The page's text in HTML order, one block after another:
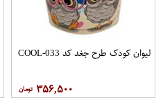
لیوان کودک طرح جغد کد COOL-033
۳۵۶,۵۰۰